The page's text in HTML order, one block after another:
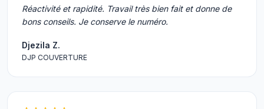
Réactivité et rapidité. Travail très bien fait et donne de
bons conseils. Je conserve le numéro.
Djezila Z.
DJP COUVERTURE